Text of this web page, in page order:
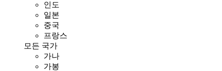
인도
일본
중국
프랑스
모든 국가
가나
가봉